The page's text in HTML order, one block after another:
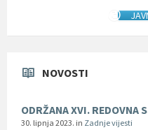
NOVOSTI
ODRŽANA XVI. REDOVNA
30. lipnja 2023. in Zadnje vijesti